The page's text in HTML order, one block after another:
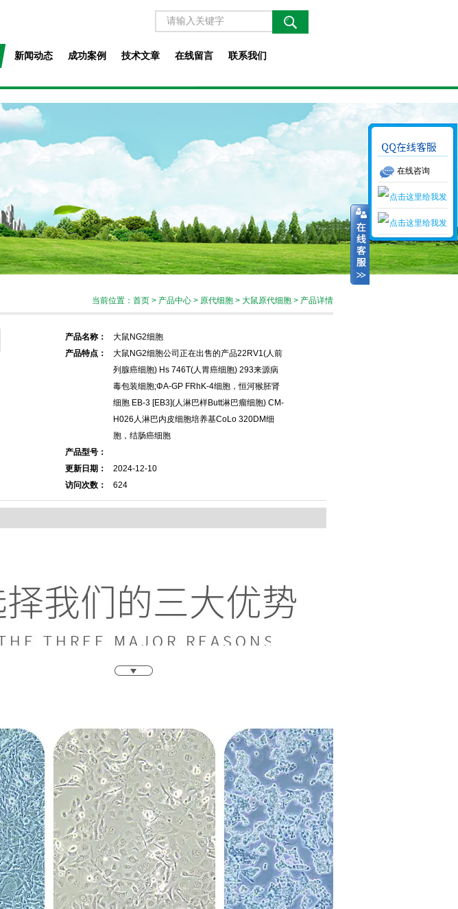
新闻动态 成功案例 技术文章 在线留言 联系我们
当前位置： 首页 > 产品中心 > 原代细胞 > 大鼠原代细胞 > 产品详情
产品名称：
大鼠NG2细胞
产品特点：
大鼠NG2细胞公司正在出售的产品22RV1(人前
列腺癌细胞) Hs 746T(人胃癌细胞) 293来源病
毒包装细胞;ΦA-GP FRhK-4细胞，恒河猴胚肾
细胞 EB-3 [EB3](人淋巴样Butt淋巴瘤细胞) CM-
H026人淋巴内皮细胞培养基CoLo 320DM细
胞，结肠癌细胞
产品型号：
更新日期：
2024-12-10
访问次数：
624
在线咨询